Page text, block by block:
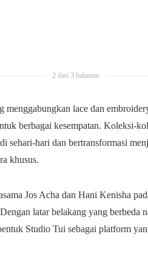
2 dari 3 halaman
menggabungkan lace dan
berbagai kesempatan. Koleksi-
sehari-hari dan bertransformasi
khusus.
Jos Acha dan Hani Kenisha
latar belakang yang berbeda
Studio Tui sebagai platform